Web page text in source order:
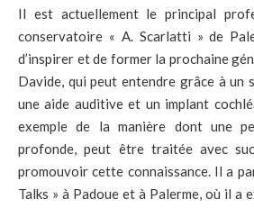
Il est actuellement le principal
conservatoire « A. Scarlatti » de
d’inspirer et de former la prochaine
Davide, qui peut entendre grâce à un
une aide auditive et un implant
exemple de la manière dont une
profonde, peut être traitée avec
promouvoir cette connaissance. Il a
Talks » à Padoue et à Palerme, où il a